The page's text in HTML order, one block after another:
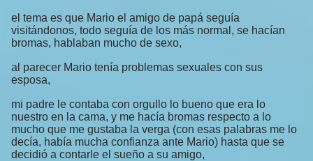
el tema es que Mario el amigo de papá seguía
visitándonos, todo seguía de los más normal, se hacían
bromas, hablaban mucho de sexo,
al parecer Mario tenía problemas sexuales con sus
esposa,
mi padre le contaba con orgullo lo bueno que era lo
nuestro en la cama, y me hacía bromas respecto a lo
mucho que me gustaba la verga (con esas palabras me lo
decía, había mucha confianza ante Mario) hasta que se
decidió a contarle el sueño a su amigo,